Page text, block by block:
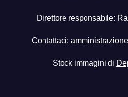
Direttore responsabile:
Contattaci:
Stock immagini di